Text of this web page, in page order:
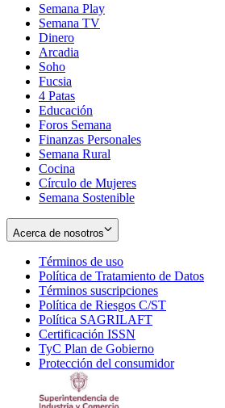
Semana Play
Semana TV
Dinero
Arcadia
Soho
in
new
window
Fucsia
in
new
window
4 Patas
Educación
Foros Semana
Finanzas Personales
Semana Rural
Cocina
Círculo de Mujeres
Semana Sostenible
Acerca de nosotros
Términos de uso
in
new
window
Política de Tratamiento de Datos
Términos suscripciones
in
Política de Riesgos C/ST
Política SAGRILAFT
new
window
Certificación ISSN
in
new
TyC Plan de Gobierno
in
Protección del consumidorOpens